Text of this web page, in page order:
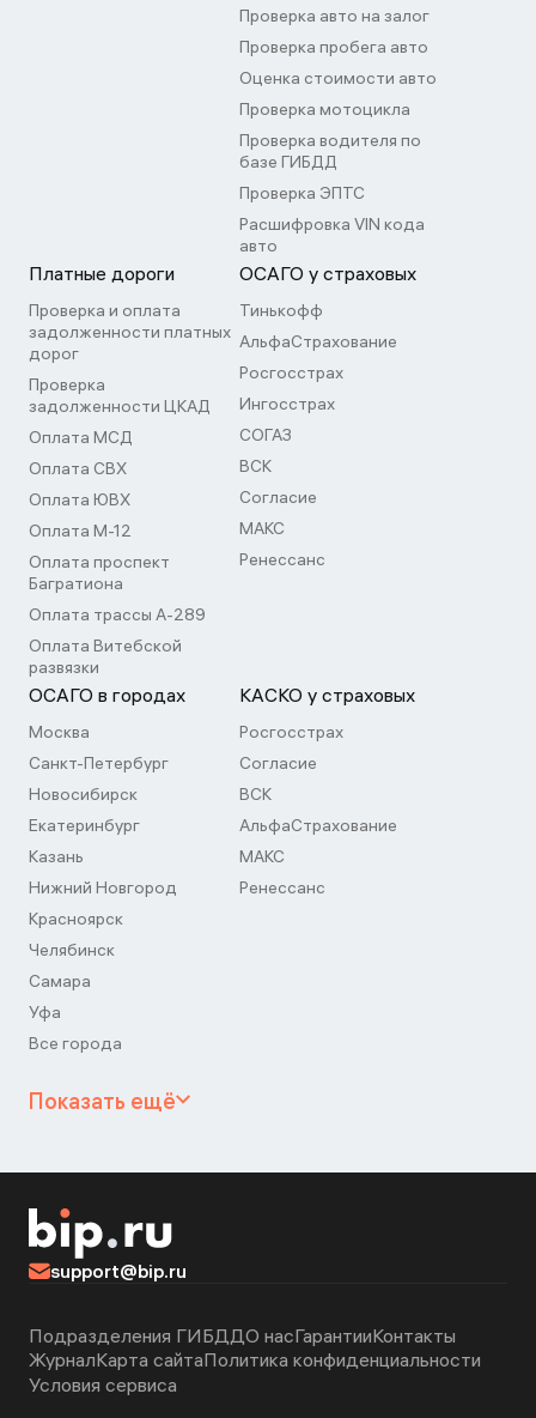
Проверка авто на залог
Проверка пробега авто
Оценка стоимости авто
Проверка мотоцикла
Проверка водителя по
базе ГИБДД
Проверка ЭПТС
Расшифровка VIN кода
авто
Платные дороги
Проверка и оплата
задолженности платных
дорог
Проверка
задолженности ЦКАД
Оплата МСД
Оплата СВХ
Оплата ЮВХ
Оплата М-12
Оплата проспект
Багратиона
Оплата трассы А-289
Оплата Витебской
развязки
ОСАГО у страховых
Тинькофф
АльфаСтрахование
Росгосстрах
Ингосстрах
СОГАЗ
ВСК
Согласие
МАКС
Ренессанс
ОСАГО в городах
Москва
Санкт-Петербург
Новосибирск
Екатеринбург
Казань
Нижний Новгород
Красноярск
Челябинск
Самара
Уфа
Все города
КАСКО у страховых
Росгосстрах
Согласие
ВСК
АльфаСтрахование
МАКС
Ренессанс
Показать ещё
support@bip.ru
Подразделения ГИБДДО насГарантииКонтакты
ЖурналКарта сайтаПолитика конфиденциальности
Условия сервиса